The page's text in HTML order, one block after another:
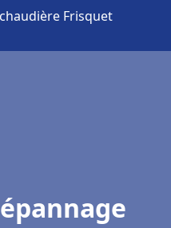
Frisquet